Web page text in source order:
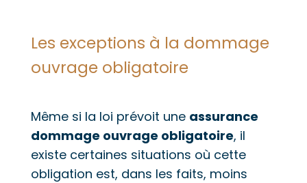
Les exceptions à la dommage
ouvrage obligatoire
Même si la loi prévoit une assurance
dommage ouvrage obligatoire, il
existe certaines situations où cette
obligation est, dans les faits, moins